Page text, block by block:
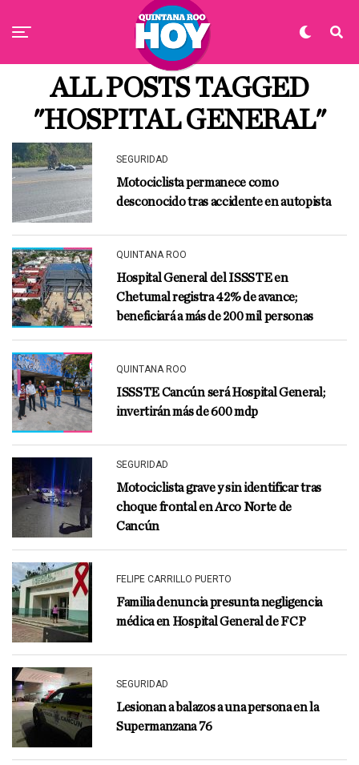
ALL POSTS TAGGED
"HOSPITAL GENERAL"
SEGURIDAD
Motociclista permanece como
desconocido tras accidente en autopista
QUINTANA ROO
Hospital General del ISSSTE en
Chetumal registra 42% de avance;
beneficiará a más de 200 mil personas
QUINTANA ROO
ISSSTE Cancún será Hospital General;
invertirán más de 600 mdp
SEGURIDAD
Motociclista grave y sin identificar tras
choque frontal en Arco Norte de
Cancún
FELIPE CARRILLO PUERTO
Familia denuncia presunta negligencia
médica en Hospital General de FCP
SEGURIDAD
Lesionan a balazos a una persona en la
Supermanzana 76